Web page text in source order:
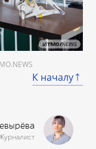
К началу